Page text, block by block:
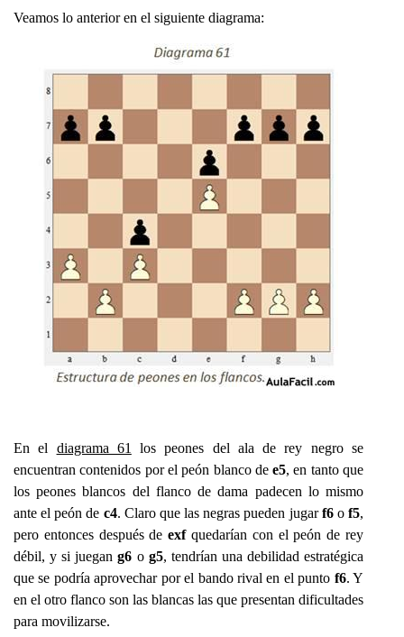
Veamos lo anterior en el siguiente diagrama:
En el diagrama 61
los peones del ala de rey negro se
encuentran contenidos por el peón blanco dee5, en tanto que
los peones blancos del flanco de dama padecen lo mismo
ante el peón de c4. Claro que las negras pueden jugarf6of5,
pero entonces después deexfquedarían con el peón de rey
débil, y si juegang6 o g5, tendrían una debilidad estratégica
que se podría aprovechar por el bando rival en el punto f6. Y
en el otro flanco son las blancas las que presentan dificultades
para movilizarse.